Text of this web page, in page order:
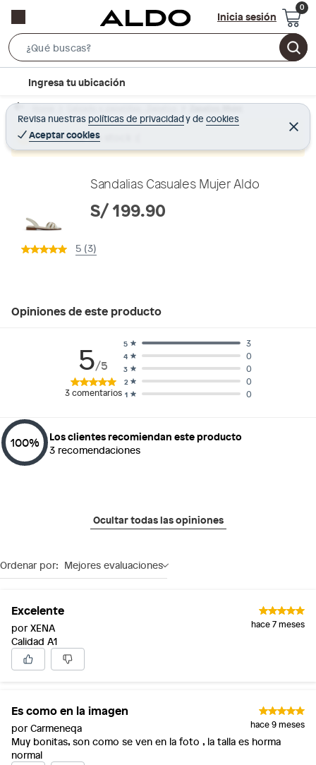
Inicia sesión
e
r
c
B
r
c
t
Ingresa tu ubicación
Revisa nuestras políticas de privacidadyde cookies
Aceptar cookies
C
e
r
Home Calzado y zapatillas - Zapatos Zapatos Mujer
Producto sin stock :(
Sandalias Casuales Mujer Aldo
S/ 199.90
5 (3)
Opiniones de este producto
5/5
3 comentarios 1 0
2 0
3 0
4 0
5 3
100% Los clientes recomiendan este producto
3 recomendaciones
Ocultar todas las opiniones
Ordenar por: Mejores evaluaciones
Excelente
por XENA hace 7 meses
Calidad A1
Es como en la imagen
por Carmeneqa hace 9 meses
Muy bonitas, son como se ven en la foto , la talla es horma
normal